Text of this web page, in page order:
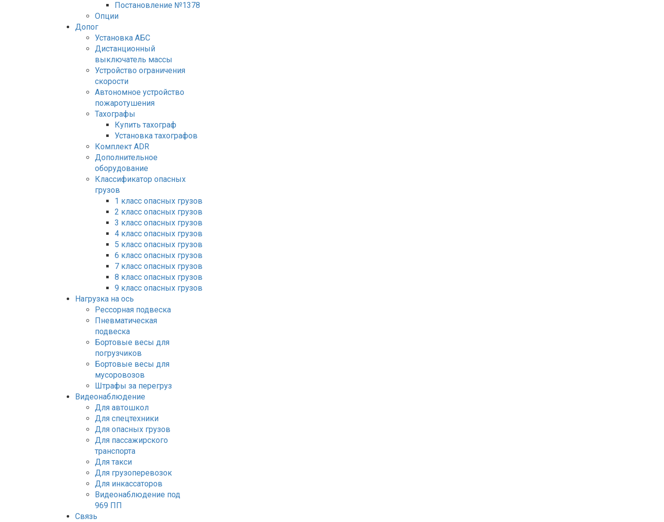
Постановление №1378
Опции
Допог
Установка АБС
Дистанционный
выключатель массы
Устройство ограничения
скорости
Автономное устройство
пожаротушения
Тахографы
Купить тахограф
Установка тахографов
Комплект ADR
Дополнительное
оборудование
Классификатор опасных
грузов
1 класс опасных грузов
2 класс опасных грузов
3 класс опасных грузов
4 класс опасных грузов
5 класс опасных грузов
6 класс опасных грузов
7 класс опасных грузов
8 класс опасных грузов
9 класс опасных грузов
Нагрузка на ось
Рессорная подвеска
Пневматическая
подвеска
Бортовые весы для
погрузчиков
Бортовые весы для
мусоровозов
Штрафы за перегруз
Видеонаблюдение
Для автошкол
Для спецтехники
Для опасных грузов
Для пассажирского
транспорта
Для такси
Для грузоперевозок
Для инкассаторов
Видеонаблюдение под
969 ПП
Связь